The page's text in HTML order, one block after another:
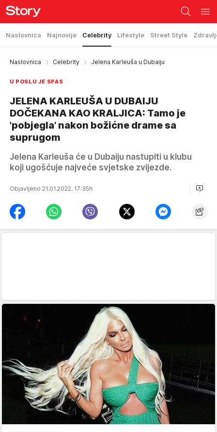
Naslovnica Najnovije Celebrity Lifestyle Street Style
Naslovnica Celebrity Jelena Karleuša u Dubaiju
U POSLU JE SPAS
JELENA KARLEUŠA U DUBAIJU
DOČEKANA KAO KRALJICA: Tamo je
'pobjegla' nakon božićne drame sa
suprugom
Jelena Karleuša će u Dubaiju nastupiti u klubu
koji ugošćuje najveće svjetske zvijezde.
Objavljeno 21.01.2022. 17:35h